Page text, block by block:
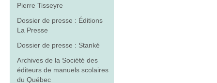
Pierre Tisseyre
Dossier de presse : Éditions
La Presse
Dossier de presse : Stanké
Archives de la Société des
éditeurs de manuels scolaires
du Québec